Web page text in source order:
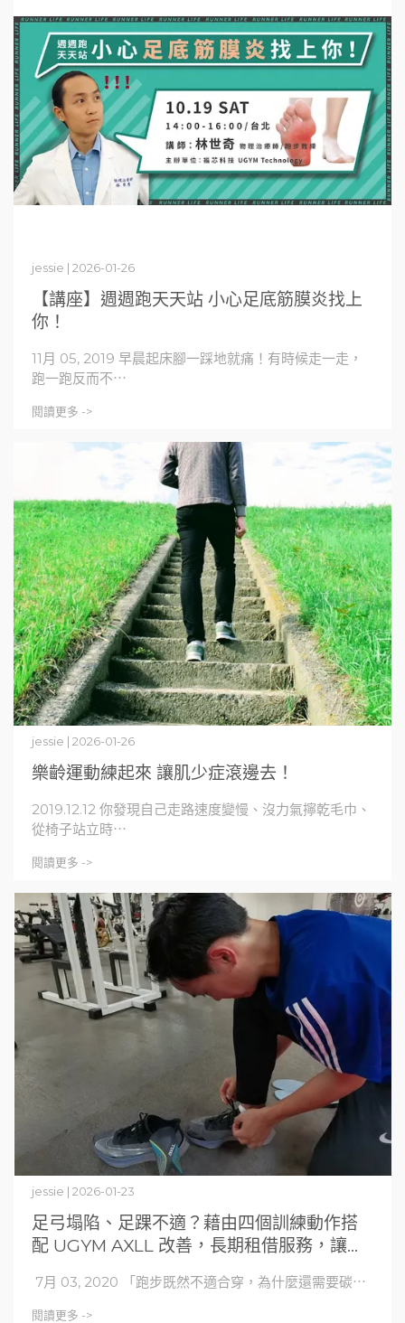
【講座】週週跑天天站 小心足底筋膜炎找上
你！
jessie | 2026-01-26
11月 05, 2019 早晨起床腳一踩地就痛！有時候走一走，
跑一跑反而不⋯
閱讀更多 ->
樂齡運動練起來 讓肌少症滾邊去！
jessie | 2026-01-26
2019.12.12 你發現自己走路速度變慢、沒力氣擰乾毛巾、
從椅子站立時⋯
閱讀更多 ->
足弓塌陷、足踝不適？藉由四個訓練動作搭
配 UGYM AXLL 改善，長期租借服務，讓你
jessie | 2026-01-23
7月 03, 2020 「跑步既然不適合穿，為什麼還需要碳⋯
閱讀更多 ->